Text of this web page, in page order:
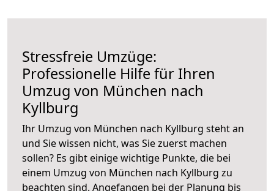
Stressfreie Umzüge:
Professionelle Hilfe für Ihren
Umzug von München nach
Kyllburg
Ihr Umzug von München nach Kyllburg steht an
und Sie wissen nicht, was Sie zuerst machen
sollen? Es gibt einige wichtige Punkte, die bei
einem Umzug von München nach Kyllburg zu
beachten sind. Angefangen bei der Planung bis